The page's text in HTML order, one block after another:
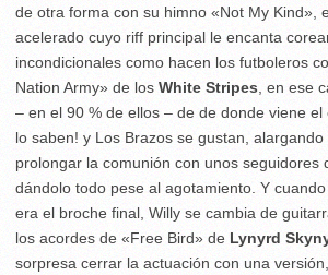
de otra forma con su himno «Not My Kind»,
acelerado cuyo riff principal le encanta
incondicionales como hacen los futboleros
Nation Army» de los White Stripes , en ese
– en el 90 % de ellos – de de donde viene el
lo saben! y Los Brazos se gustan,
prolongar la comunión con unos seguidores
dándolo todo pese al agotamiento. Y
era el broche final, Willy se cambia de
los acordes de «Free Bird» de Lynyrd
sorpresa cerrar la actuación con una